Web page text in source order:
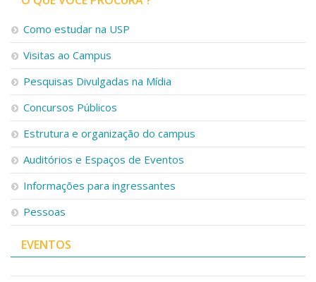
Como estudar na USP
Visitas ao Campus
Pesquisas Divulgadas na Mídia
Concursos Públicos
Estrutura e organização do campus
Auditórios e Espaços de Eventos
Informações para ingressantes
Pessoas
EVENTOS